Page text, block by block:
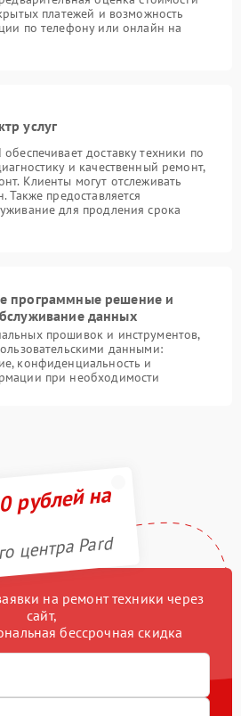
платежей и возможность
по телефону или онлайн на
услуг
доставку техники по
и качественный ремонт,
Клиенты могут отслеживать
Также предоставляется
для продления срока
программные решение и
данных
прошивок и инструментов,
данными:
конфиденциальность и
при необходимости
рублей на
центра Pard
на ремонт техники через
сайт,
бессрочная скидка